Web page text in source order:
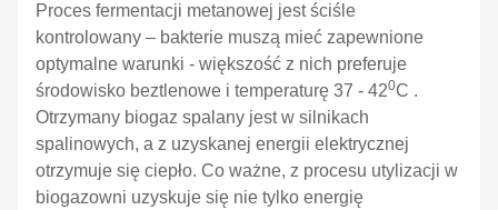
Proces fermentacji metanowej jest ściśle
kontrolowany – bakterie muszą mieć zapewnione
optymalne warunki - większość z nich preferuje
środowisko beztlenowe i temperaturę 37 - 420C .
Otrzymany biogaz spalany jest w silnikach
spalinowych, a z uzyskanej energii elektrycznej
otrzymuje się ciepło. Co ważne, z procesu utylizacji w
biogazowni uzyskuje się nie tylko energię